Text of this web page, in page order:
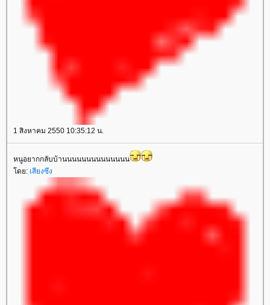
1 สิงหาคม 2550 10:35:12 น.
หนูอยากกลับบ้านนนนนนนนนนนนนน
ดย: เสียงซึง